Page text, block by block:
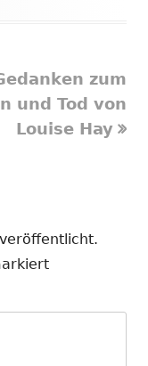
zum
und Tod von
Louise Hay